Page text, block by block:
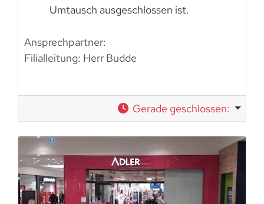
Umtausch ausgeschlossen ist.
Ansprechpartner:
Filialleitung: Herr Budde
Gerade geschlossen: